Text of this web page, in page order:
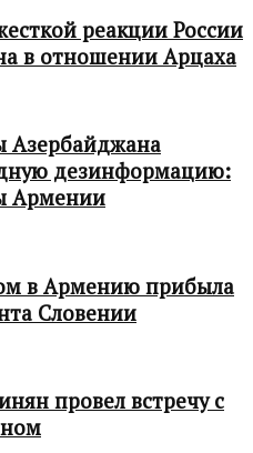
реакции России
в отношении Арцаха
Азербайджана
дезинформацию:
Армении
в Армению прибыла
Словении
провел встречу с